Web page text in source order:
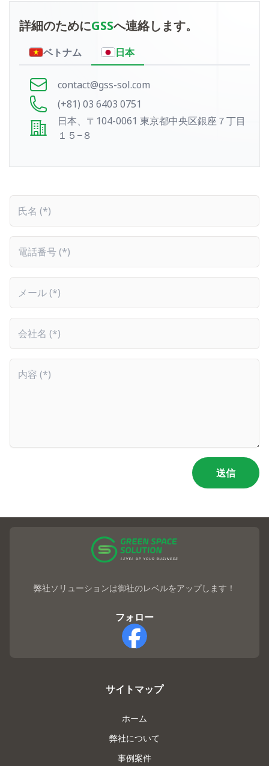
問い合わせ
詳細のためにGSSへ連絡します。
ベトナム 日本
contact@gss-sol.com
(+81) 03 6403 0751
日本、〒104-0061 東京都中央区銀座７丁目
１５−８
送信
弊社ソリューションは御社のレベルをアップします！
フォロー
Facebook
サイトマップ
ホーム
弊社について
事例案件